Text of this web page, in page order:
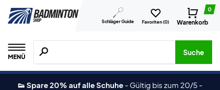
Schläger Guide Favoriten (0)
0
Warenkorb
MENÜ
Suche nach Produkten, Marken usw.
Suche
👟 Spare 20% auf alle Schuhe - Gültig bis zum 20/5 -